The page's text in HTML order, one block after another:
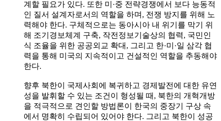
계할 필요가 있다. 또한 미·중 전략경쟁에서 보다 능동적
인 질서 설계자로서의 역할을 하며, 전쟁 방지를 위해 노
력해야 한다. 구체적으로는 동아시아 내 위기를 막기 위
해 조기경보체계 구축, 작전정보기술상의 협력, 국민인
식 조율을 위한 공공외교 확대, 그리고 한·미·일 삼각 협
력을 통해 미국의 지속적이고 건설적인 역할을 추동해야
한다.
향후 북한이 국제사회에 복귀하고 경제발전에 대한 유연
성을 발휘할 수 있는 조건이 형성될 때, 북한의 개혁개방
을 적극적으로 견인할 방법론이 한국의 중장기 구상 속
에서 명확히 수립되어 있어야 한다. 그리고 북한이 성공